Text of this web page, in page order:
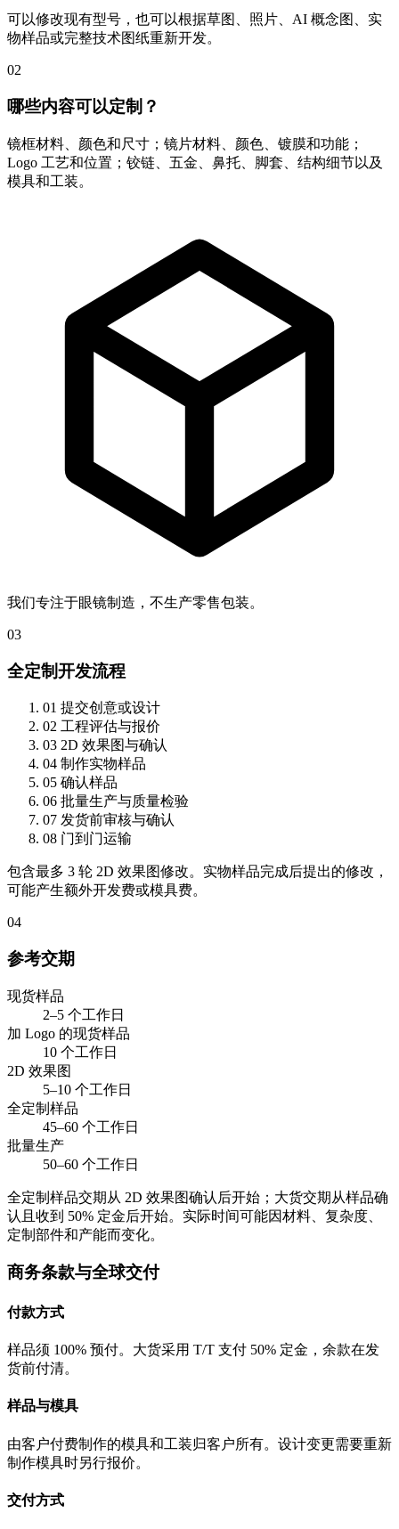
可以修改现有型号，也可以根据草图、照片、AI 概念图、实
物样品或完整技术图纸重新开发。
02
哪些内容可以定制？
镜框材料、颜色和尺寸；镜片材料、颜色、镀膜和功能；
Logo 工艺和位置；铰链、五金、鼻托、脚套、结构细节以及
模具和工装。
我们专注于眼镜制造，不生产零售包装。
03
全定制开发流程
01 提交创意或设计
02 工程评估与报价
03 2D 效果图与确认
04 制作实物样品
05 确认样品
06 批量生产与质量检验
07 发货前审核与确认
08 门到门运输
包含最多 3 轮 2D 效果图修改。实物样品完成后提出的修改，
可能产生额外开发费或模具费。
04
参考交期
现货样品
2–5 个工作日
加 Logo 的现货样品
10 个工作日
2D 效果图
5–10 个工作日
全定制样品
45–60 个工作日
批量生产
50–60 个工作日
全定制样品交期从 2D 效果图确认后开始；大货交期从样品确
认且收到 50% 定金后开始。实际时间可能因材料、复杂度、
定制部件和产能而变化。
商务条款与全球交付
付款方式
样品须 100% 预付。大货采用 T/T 支付 50% 定金，余款在发
货前付清。
样品与模具
由客户付费制作的模具和工装归客户所有。设计变更需要重新
制作模具时另行报价。
交付方式